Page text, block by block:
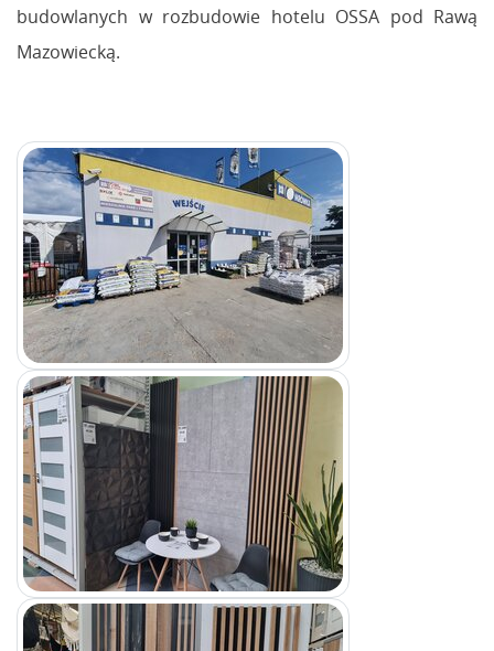
budowlanych w rozbudowie hotelu OSSA pod Rawą
Mazowiecką.